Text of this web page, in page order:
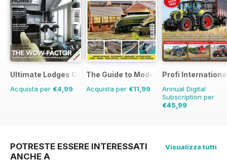
Ultimate Lodges Guide
Acquista per €4,99
The Guide to Model Railways
Acquista per €11,99
Profi
Annual Digital
Subscription per
€45,99
POTRESTE ESSERE INTERESSATI
ANCHE A
Visualizza tutti